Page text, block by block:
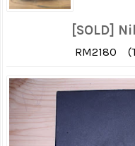
[SOLD]
RM2180